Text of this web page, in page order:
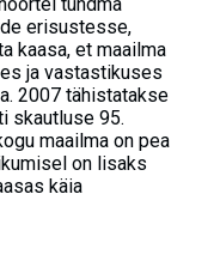
erisustesse,
kaasa, et maailma
ja vastastikuses
2007 tähistatakse
skautluse 95.
maailma on pea
on lisaks
käia